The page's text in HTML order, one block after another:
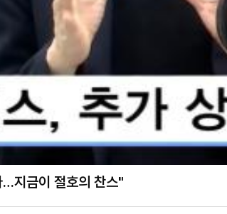
다…지금이 절호의 찬스"